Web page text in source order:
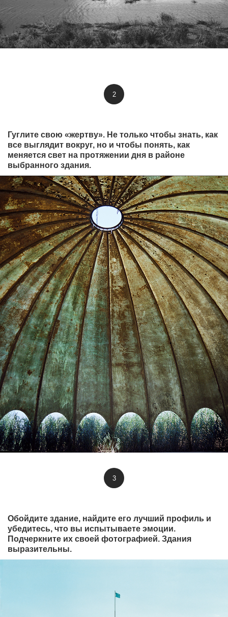
2
Гуглите свою «жертву». Не только чтобы знать, как
все выглядит вокруг, но и чтобы понять, как
меняется свет на протяжении дня в районе
выбранного здания.
3
Обойдите здание, найдите его лучший профиль и
убедитесь, что вы испытываете эмоции.
Подчеркните их своей фотографией. Здания
выразительны.